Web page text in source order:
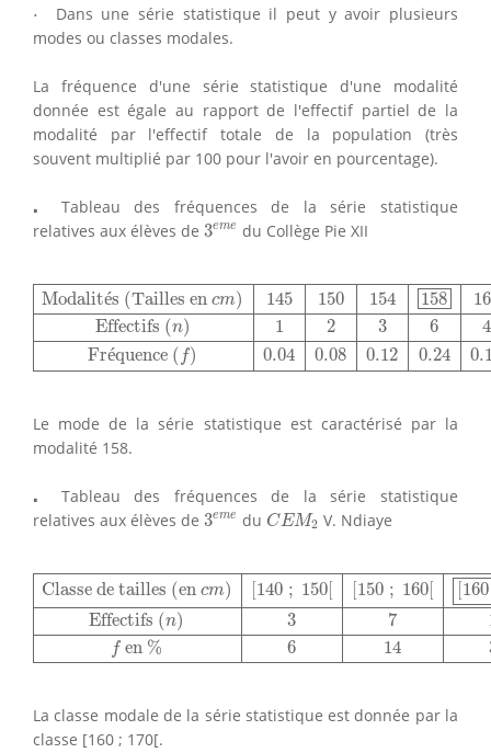
⋅⋅
Dans une série statistique il peut y avoir plusieurs
modes ou classes modales.
La fréquence d'une série statistique d'une modalité
donnée est égale au rapport de l'effectif partiel de la
modalité par l'effectif totale de la population (très
souvent multiplié par 100 pour l'avoir en pourcentage).
⋅⋅
Tableau des fréquences de la série statistique
relatives aux élèves de 3eme
3em e
du Collège Pie XII
Modalités (Tailles en cm) 145 150 154 158
Effectifs (n) 1 2 3 6
4
Fréquence ( f) 0.04 0.08 0.12 0.24
Modalités (Tailles encm)145150154158160162165
Le mode de la série statistique est caractérisé par la
modalité 158.
⋅⋅
Tableau des fréquences de la série statistique
relatives aux élèves de 3eme
3em e
du CEM2
CEM2 V. Ndiaye
Classe de tailles (en cm) 140 ; 150[ 150 ; 160[
160
Effectifs (n) 3 7
f en % 6 14
Classe de tailles (encm)[140;150[[150;160[[160;
La classe modale de la série statistique est donnée par la
classe [160 ; 170[.